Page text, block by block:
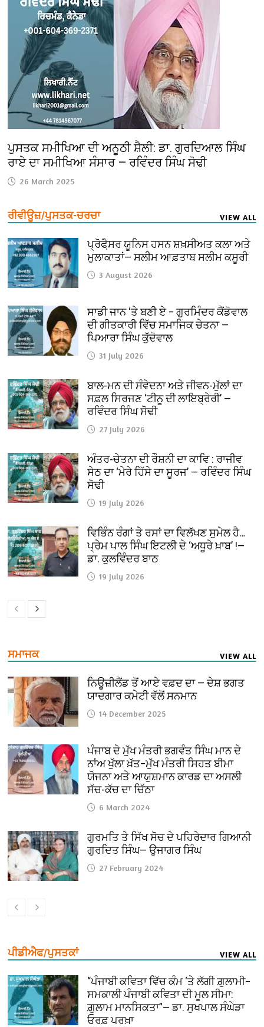
ਪੁਸਤਕ ਸਮੀਖਿਆ ਦੀ ਅਨੂਠੀ ਸ਼ੈਲੀ: ਡਾ. ਗੁਰਦਿਆਲ ਸਿੰਘ
ਰਾਏ ਦਾ ਸਮੀਖਿਆ ਸੰਸਾਰ — ਰਵਿੰਦਰ ਸਿੰਘ ਸੋਢੀ
26 March 2025
ਰੀਵੀਊਜ਼/ਪੁਸਤਕ-ਚਰਚਾ VIEW ALL
ਪ੍ਰੋਫੈ਼ਸਰ ਯੂਨਿਸ ਹਸਨ ਸ਼ਖ਼ਸੀਅਤ ਕਲਾ ਅਤੇ
ਮੁਲਾਕਾਤਾਂ— ਸਲੀਮ ਆਫ਼ਤਾਬ ਸਲੀਮ ਕਸੂਰੀ
3 August 2026
ਸਾਡੀ ਜਾਨ ‘ਤੇ ਬਣੀ ਏ – ਗੁਰਮਿੰਦਰ ਕੈਂਡੋਵਾਲ
ਦੀ ਗੀਤਕਾਰੀ ਵਿੱਚ ਸਮਾਜਿਕ ਚੇਤਨਾ —
ਪਿਆਰਾ ਸਿੰਘ ਕੁੱਦੋਵਾਲ
31 July 2026
ਬਾਲ-ਮਨ ਦੀ ਸੰਵੇਦਨਾ ਅਤੇ ਜੀਵਨ-ਮੁੱਲਾਂ ਦਾ
ਸਫ਼ਲ ਸਿਰਜਣ ‘ਟੀਨੂ ਦੀ ਲਾਇਬ੍ਰੇਰੀ’ —
ਰਵਿੰਦਰ ਸਿੰਘ ਸੋਢੀ
27 July 2026
ਅੰਤਰ-ਚੇਤਨਾ ਦੀ ਰੌਸ਼ਨੀ ਦਾ ਕਾਵਿ : ਰਾਜੀਵ
ਸੇਠ ਦਾ ‘ਮੇਰੇ ਹਿੱਸੇ ਦਾ ਸੂਰਜ’ — ਰਵਿੰਦਰ ਸਿੰਘ
ਸੋਢੀ
19 July 2026
ਵਿਭਿੰਨ ਰੰਗਾਂ ਤੇ ਰਸਾਂ ਦਾ ਵਿਲੱਖਣ ਸੁਮੇਲ ਹੈ…
ਪ੍ਰੇਮ ਪਾਲ ਸਿੰਘ ਇਟਲੀ ਦੇ ‘ਅਧੂਰੇ ਖ਼ਾਬ’ !—
ਡਾ. ਕੁਲਵਿੰਦਰ ਬਾਠ
19 July 2026
ਸਮਾਜਕ VIEW ALL
ਨਿਊਜ਼ੀਲੈਂਡ ਤੋਂ ਆਏ ਵਫ਼ਦ ਦਾ — ਦੇਸ਼ ਭਗਤ
ਯਾਦਗਾਰ ਕਮੇਟੀ ਵੱਲੋਂ ਸਨਮਾਨ
14 December 2025
ਪੰਜਾਬ ਦੇ ਮੁੱਖ ਮੰਤਰੀ ਭਗਵੰਤ ਸਿੰਘ ਮਾਨ ਦੇ
ਨਾਂਅ ਖੁੱਲਾ ਖ਼ੱਤ–ਮੁੱਖ ਮੰਤਰੀ ਸਿਹਤ ਬੀਮਾ
ਯੋਜਨਾ ਅਤੇ ਆਯੁਸ਼ਮਾਨ ਕਾਰਡ ਦਾ ਅਸਲੀ
ਸੱਚ-ਕੱਚ ਦਾ ਚਿੱਠਾ
6 March 2024
ਗੁਰਮਤਿ ਤੇ ਸਿੱਖ ਸੋਚ ਦੇ ਪਹਿਰੇਦਾਰ ਗਿਆਨੀ
ਗੁਰਦਿਤ ਸਿੰਘ— ਉਜਾਗਰ ਸਿੰਘ
27 February 2024
ਪੀਡੀਐਫ/ਪੁਸਤਕਾਂ VIEW ALL
“ਪੰਜਾਬੀ ਕਵਿਤਾ ਵਿੱਚ ਕੰਮ ‘ਤੇ ਲੱਗੀ ਗ਼ੁਲਾਮੀ–
ਸਮਕਾਲੀ ਪੰਜਾਬੀ ਕਵਿਤਾ ਦੀ ਮੂਲ ਸੀਮਾ:
ਗ਼ੁਲਾਮ ਮਾਨਸਿਕਤਾ”— ਡਾ. ਸੁਖਪਾਲ ਸੰਘੇੜਾ
ਓਰਫ਼ ਪਰਖ਼ਾ